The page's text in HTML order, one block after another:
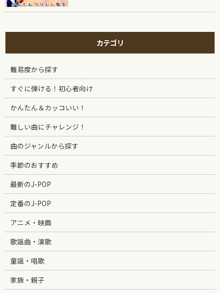
カテゴリ
難易度から探す
すぐに弾ける！初心者向け
かんたん＆カッコいい！
難しい曲にチャレンジ！
曲のジャンルから探す
季節のおすすめ
最新のJ-POP
定番のJ-POP
アニメ・映画
歌謡曲・演歌
童謡・唱歌
家族・親子